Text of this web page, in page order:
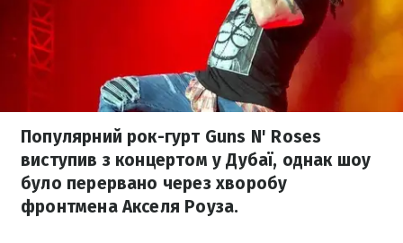
Популярний рок-гурт Guns N' Roses
виступив з концертом у Дубаї, однак шоу
було перервано через хворобу
фронтмена Акселя Роуза.